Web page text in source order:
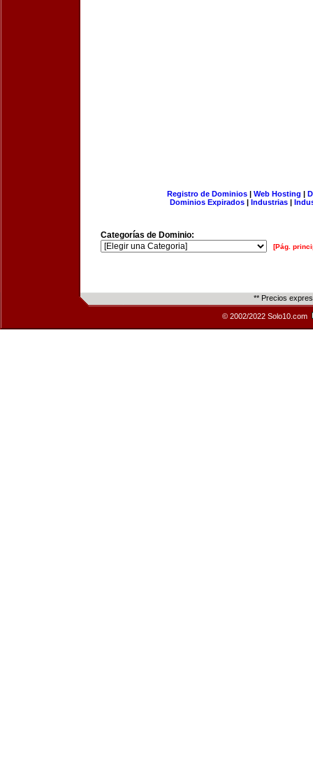
Registro de Dominios| Web Hosting |
Dominios Expirados | Industrias |
Categorías de Dominio:
[Pág.
** Precios
© 2002/2022 Solo10.com